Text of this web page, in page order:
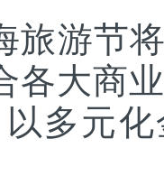
游节将
各大商
多元